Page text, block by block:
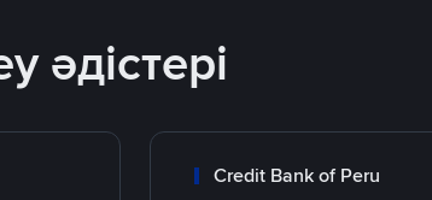
әдістері
Credit Bank of Peru